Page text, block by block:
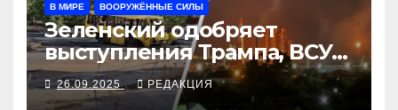
В МИРЕ ВООРУЖЁННЫЕ СИЛЫ
Зеленский одобряет
выступления Трампа, ВСУ
закрыли Добропольский
рубеж
26.09.2025 РЕДАКЦИЯ